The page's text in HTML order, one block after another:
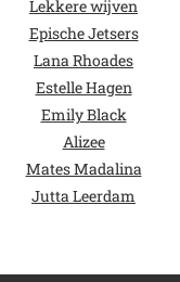
Lekkere wijven
Epische Jetsers
Lana Rhoades
Estelle Hagen
Emily Black
Alizee
Mates Madalina
Jutta Leerdam